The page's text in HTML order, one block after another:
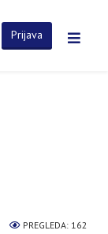
Prijava
PREGLEDA: 162